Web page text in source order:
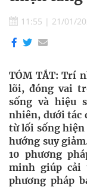
11:55 | 21/01/
TÓM TẮT: Trí
lõi, đóng vai
sống và hiệu
nhiên, dưới tác
từ lối sống hiện
hướng suy
10 phương
minh giúp cải
phương pháp